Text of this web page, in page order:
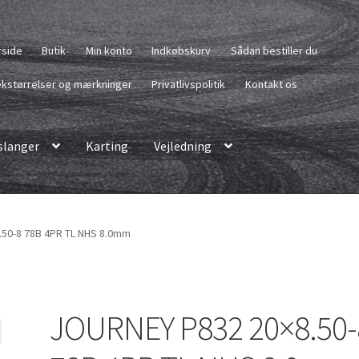
Butik Min konto Indkøbskurv Sådan bestiller du
og mærkninger Privatlivspolitik Kontakt os
Karting
Vejledning
8 78B 4PR TL NHS 8.0mm
JOURNEY P832